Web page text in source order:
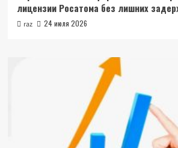
лицензии Росатома без лишних
raz 24 июля 2026